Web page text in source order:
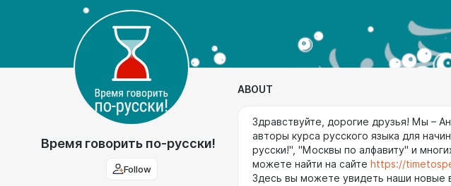
Время говорить по-русски!
Follow
ABOUT
Здравствуйте, дорогие друзья! Мы –
авторы курса русского языка для
русски!", "Москвы по алфавиту" и
можете найти на сайте https://
Здесь вы можете увидеть наши новые